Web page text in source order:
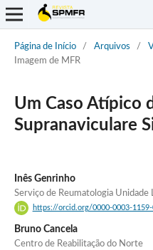
Página de Início / Arquivos /
Imagem de MFR
Um Caso Atípico
Supranaviculare
Inês Genrinho
Serviço de Reumatologia Unidade
https://orcid.org/0000-0003-1159-
Bruno Cancela
Centro de Reabilitação do Norte